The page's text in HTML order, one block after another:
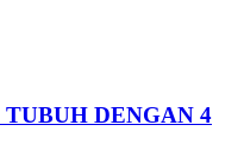
DENGAN 4